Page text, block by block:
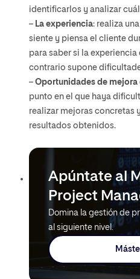
identificarlos y analizar
– La experiencia: realiza
siente y piensa el cliente
para saber si la experiencia
contrario supone
– Oportunidades de mejora
punto en el que haya
realizar mejoras concretas
resultados obtenidos.
Apúntate al
Project
Domina la gestión de
al siguiente nivel.